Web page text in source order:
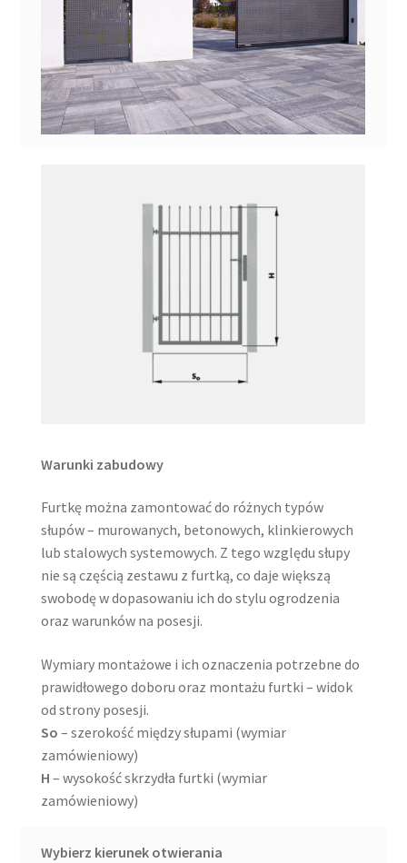
Warunki zabudowy
Furtkę można zamontować do różnych typów
słupów – murowanych, betonowych, klinkierowych
lub stalowych systemowych. Z tego względu słupy
nie są częścią zestawu z furtką, co daje większą
swobodę w dopasowaniu ich do stylu ogrodzenia
oraz warunków na posesji.
Wymiary montażowe i ich oznaczenia potrzebne do
prawidłowego doboru oraz montażu furtki – widok
od strony posesji.
So – szerokość między słupami (wymiar
zamówieniowy)
H – wysokość skrzydła furtki (wymiar
zamówieniowy)
Wybierz kierunek otwierania